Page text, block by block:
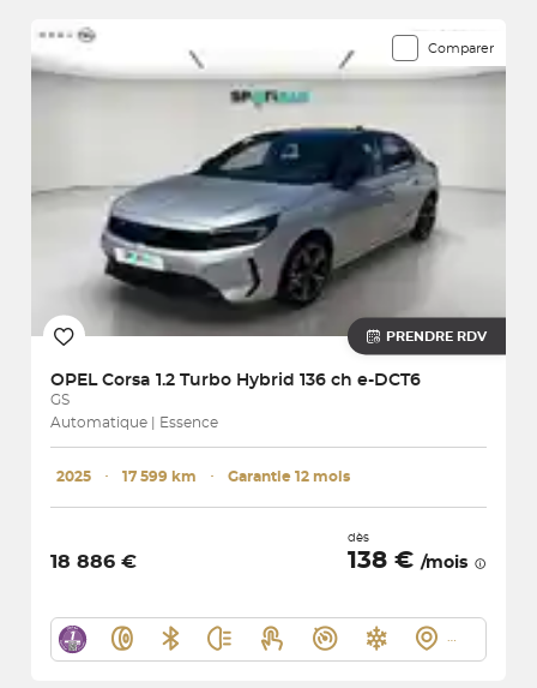
Comparer
PRENDRE RDV
OPEL Corsa 1.2 Turbo Hybrid 136 ch e-DCT6
GS
Automatique | Essence
2025 ･ 17 599 km ･ Garantie 12 mois
18 886 €
dès
138 € /mois